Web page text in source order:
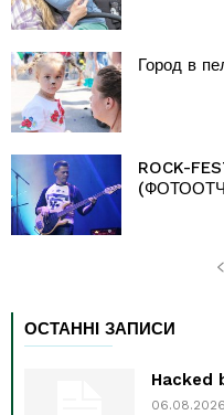
Город в
ROCK-
ОСТАННІ ЗАПИСИ
Hacked
06.08.2026